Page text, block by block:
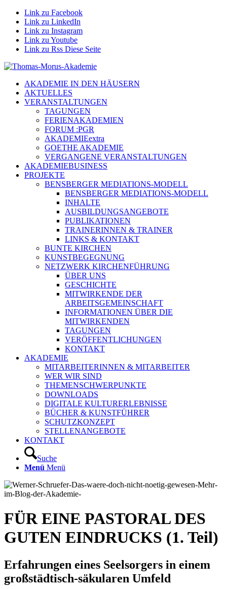
Link zu Facebook
Link zu LinkedIn
Link zu Instagram
Link zu Youtube
Link zu Rss Diese Seite
AKADEMIE IN DEN HÄUSERN
AKTUELLES
VERANSTALTUNGEN
TAGUNGEN
FERIENAKADEMIEN
FORUM :PGR
AKADEMIEextra
GOETHE AKADEMIE
VERGANGENE VERANSTALTUNGEN
AKADEMIEBUSINESS
PROJEKTE
BENSBERGER MEDIATIONS-MODELL
BENSBERGER MEDIATIONS-MODELL
INHALTE
AUSBILDUNGSANGEBOTE
PUBLIKATIONEN
TRAINERINNEN & TRAINER
LINKS & KONTAKT
BUNTE KIRCHEN
KUNSTBEGEGNUNG
NETZWERK KIRCHENFÜHRUNG
ÜBER UNS
GESCHICHTE
MITWIRKENDE DER
ARBEITSGEMEINSCHAFT
INFORMATIONEN ÜBER DIE
MITWIRKENDEN
TAGUNGEN
VERÖFFENTLICHUNGEN
KONTAKT
AKADEMIE
MITARBEITERINNEN & MITARBEITER
WER WIR SIND
THEMENSCHWERPUNKTE
DOWNLOADS
DIGITALE KULTURERLEBNISSE
BÜCHER & KUNSTFÜHRER
SCHUTZKONZEPT
STELLENANGEBOTE
KONTAKT
Suche
Menü Menü
FÜR EINE PASTORAL DES
GUTEN EINDRUCKS (1. Teil)
Erfahrungen eines Seelsorgers in einem
großstädtisch-säkularen Umfeld